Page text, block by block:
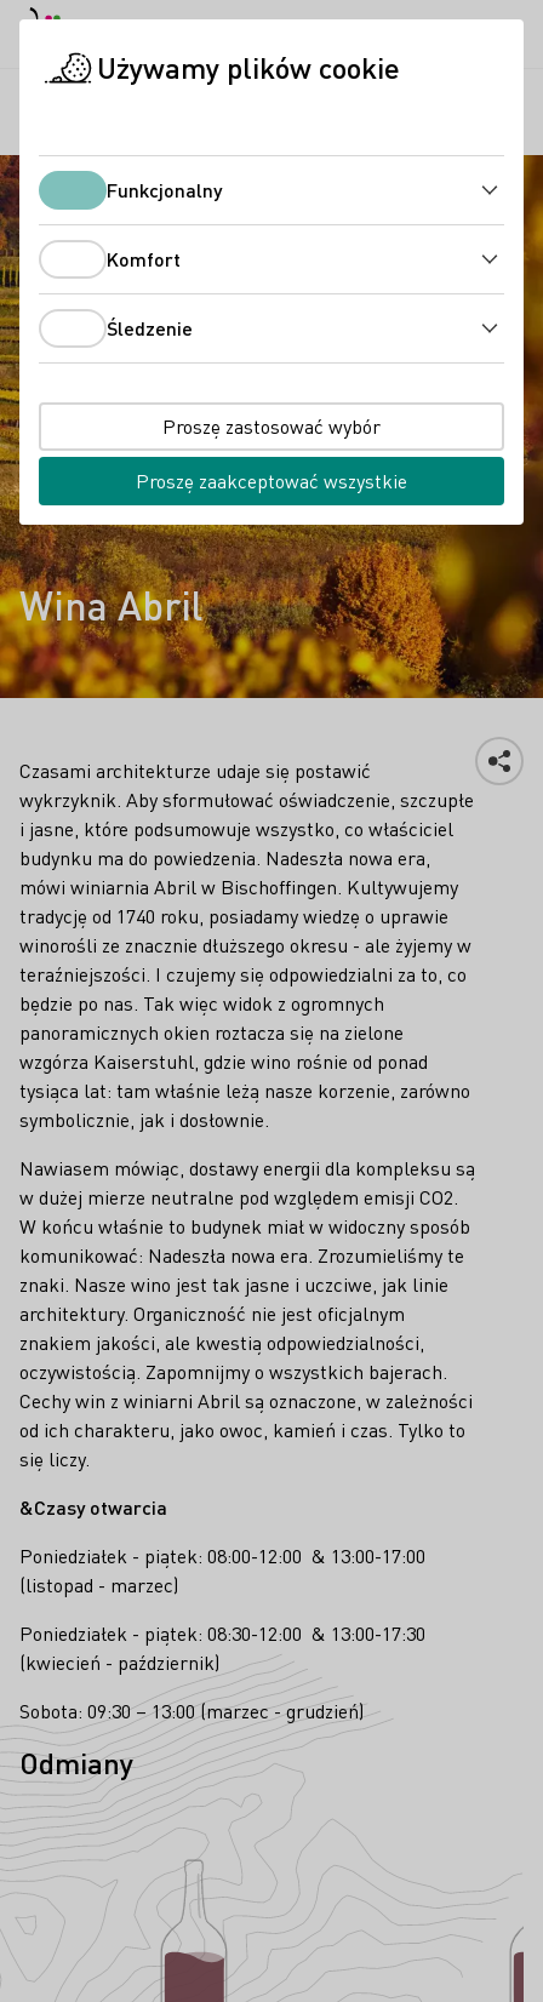
Wina Abril
Czasami architekturze udaje się postawić
wykrzyknik. Aby sformułować oświadczenie, szczupłe
i jasne, które podsumowuje wszystko, co właściciel
budynku ma do powiedzenia. Nadeszła nowa era,
mówi winiarnia Abril w Bischoffingen. Kultywujemy
tradycję od 1740 roku, posiadamy wiedzę o uprawie
winorośli ze znacznie dłuższego okresu - ale żyjemy w
teraźniejszości. I czujemy się odpowiedzialni za to, co
będzie po nas. Tak więc widok z ogromnych
panoramicznych okien roztacza się na zielone
wzgórza Kaiserstuhl, gdzie wino rośnie od ponad
tysiąca lat: tam właśnie leżą nasze korzenie, zarówno
symbolicznie, jak i dosłownie.
Nawiasem mówiąc, dostawy energii dla kompleksu są
w dużej mierze neutralne pod względem emisji CO2.
W końcu właśnie to budynek miał w widoczny sposób
komunikować: Nadeszła nowa era. Zrozumieliśmy te
znaki. Nasze wino jest tak jasne i uczciwe, jak linie
architektury. Organiczność nie jest oficjalnym
znakiem jakości, ale kwestią odpowiedzialności,
oczywistością. Zapomnijmy o wszystkich bajerach.
Cechy win z winiarni Abril są oznaczone, w zależności
od ich charakteru, jako owoc, kamień i czas. Tylko to
się liczy.
&Czasy otwarcia
Poniedziałek - piątek: 08:00-12:00 & 13:00-17:00
(listopad - marzec)
Poniedziałek - piątek: 08:30-12:00 & 13:00-17:30
(kwiecień - październik)
Sobota: 09:30 – 13:00 (marzec - grudzień)
Odmiany
Używamy plików cookie
Funkcjonalny
Komfort
Śledzenie
Proszę zastosować wybór
Proszę zaakceptować wszystkie